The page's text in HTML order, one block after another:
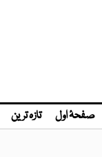
صفحۂ اول تازہ ترین